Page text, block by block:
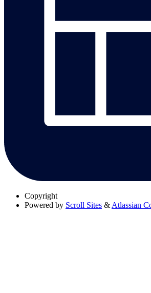
Copyright
Powered by Scroll Sites & Atlassian